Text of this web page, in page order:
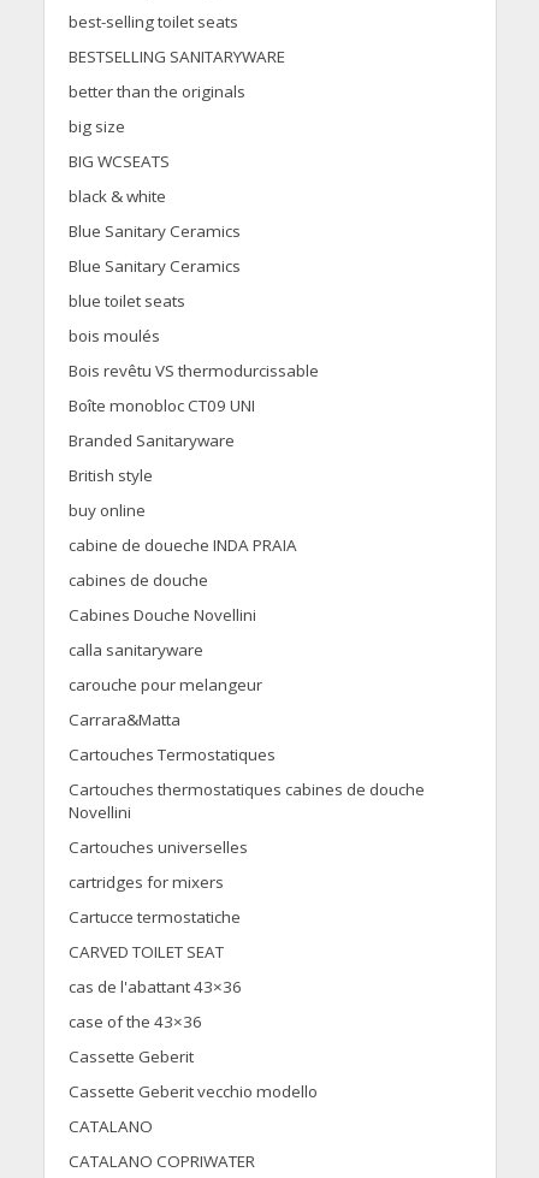
best-selling toilet seats
BESTSELLING SANITARYWARE
better than the originals
big size
BIG WCSEATS
black & white
Blue Sanitary Ceramics
Blue Sanitary Ceramics
blue toilet seats
bois moulés
Bois revêtu VS thermodurcissable
Boîte monobloc CT09 UNI
Branded Sanitaryware
British style
buy online
cabine de doueche INDA PRAIA
cabines de douche
Cabines Douche Novellini
calla sanitaryware
carouche pour melangeur
Carrara&Matta
Cartouches Termostatiques
Cartouches thermostatiques cabines de douche
Novellini
Cartouches universelles
cartridges for mixers
Cartucce termostatiche
CARVED TOILET SEAT
cas de l'abattant 43×36
case of the 43×36
Cassette Geberit
Cassette Geberit vecchio modello
CATALANO
CATALANO COPRIWATER